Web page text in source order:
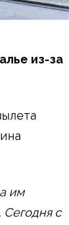
из-за
им
с